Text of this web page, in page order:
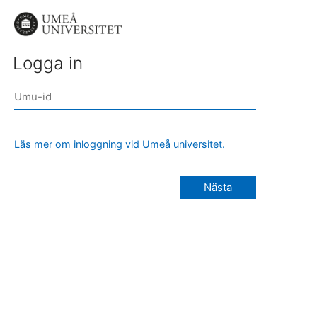
Logga in
Läs mer om inloggning vid Umeå universitet.
Nästa